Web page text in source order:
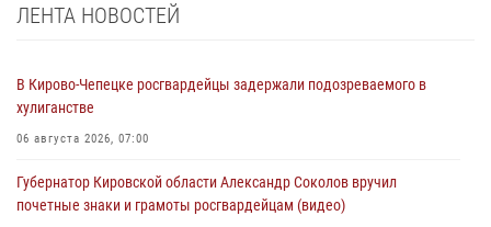
ЛЕНТА НОВОСТЕЙ
В Кирово-Чепецке росгвардейцы задержали подозреваемого в
хулиганстве
06 августа 2026, 07:00
Губернатор Кировской области Александр Соколов вручил
почетные знаки и грамоты росгвардейцам (видео)